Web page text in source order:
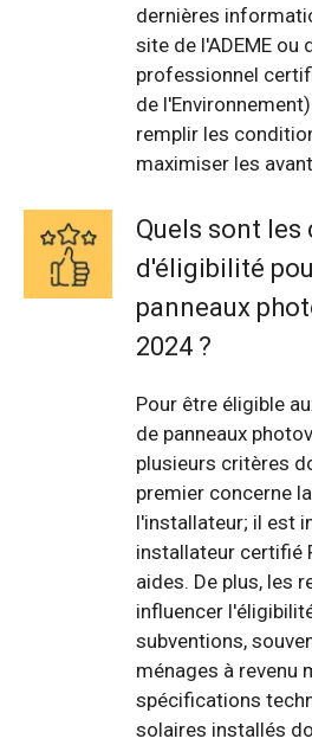
dernières
site de l'ADEME ou
professionnel
de
remplir les
maximiser les
Quels sont les
d'éligibilité
panneaux
2024 ?
Pour être éligible
de panneaux
plusieurs critères
premier concerne
l'installateur; il est
installateur certifié
aides. De plus, les
influencer
subventions,
ménages à revenu
spécifications
solaires installés